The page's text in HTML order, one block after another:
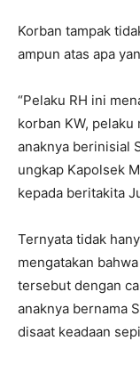
Korban tampak
ampun atas apa
“Pelaku RH ini
korban KW,
anaknya berinisial
ungkap Kapolsek
kepada beritakita
Ternyata tidak
mengatakan
tersebut dengan
anaknya bernama
disaat keadaan sepi